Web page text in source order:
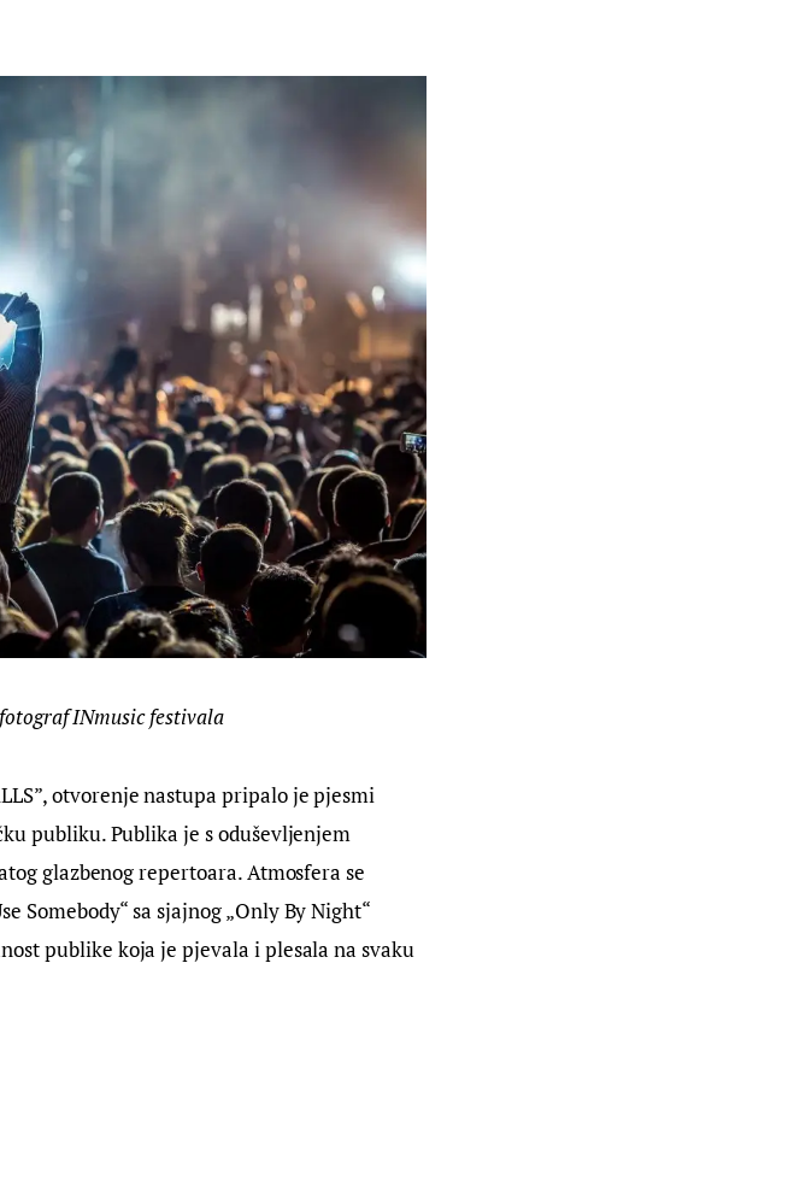
INmusic festivala
otvorenje nastupa pripalo je pjesmi
publiku. Publika je s oduševljenjem
glazbenog repertoara. Atmosfera se
Somebody“ sa sjajnog „Only By Night“
publike koja je pjevala i plesala na svaku